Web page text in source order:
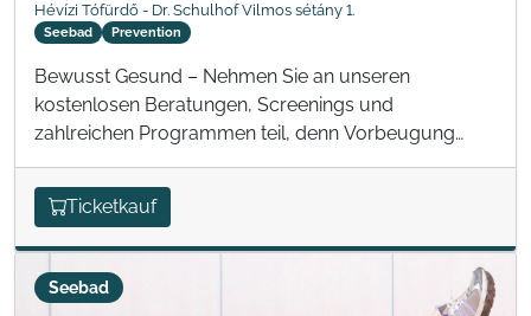
Hévízi Tófürdő - Dr. Schulhof Vilmos sétány 1.
Seebad Prevention
Bewusst Gesund – Nehmen Sie an unseren
kostenlosen Beratungen, Screenings und
zahlreichen Programmen teil, denn Vorbeugung
kann man nie früh genug beginnen!
Ticketkauf
Seebad